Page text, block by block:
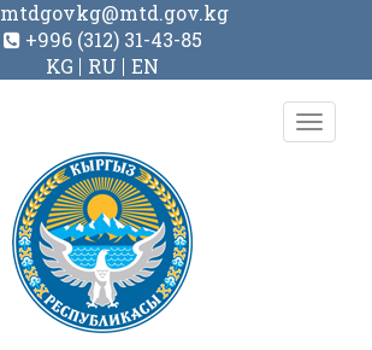
mtdgovkg@mtd.gov.kg
+996 (312) 31-43-85
KG
RU EN
Toggle